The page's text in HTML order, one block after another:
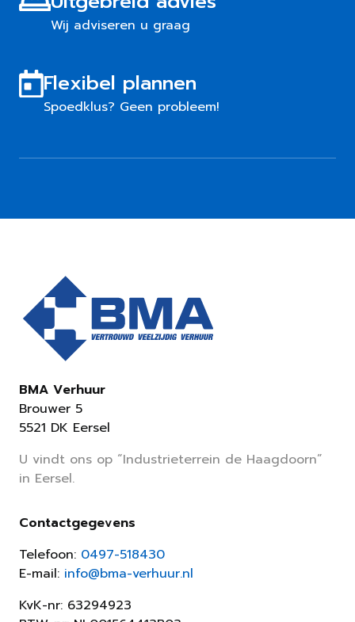
Wij adviseren u graag
Flexibel plannen
Spoedklus? Geen probleem!
BMA Verhuur
Brouwer 5
5521 DK Eersel
U vindt ons op “Industrieterrein de Haagdoorn”
in Eersel.
Contactgegevens
Telefoon: 0497-518430
E-mail: info@bma-verhuur.nl
KvK-nr: 63294923